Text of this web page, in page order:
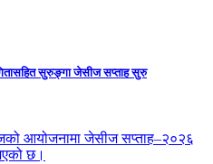
सुरुङ्गा जेसीज सप्ताह सुरु
आयोजनामा जेसीज सप्ताह–२०२६
छ।